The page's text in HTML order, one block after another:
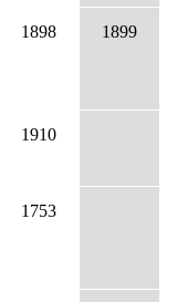
1898 1899
1910
1753